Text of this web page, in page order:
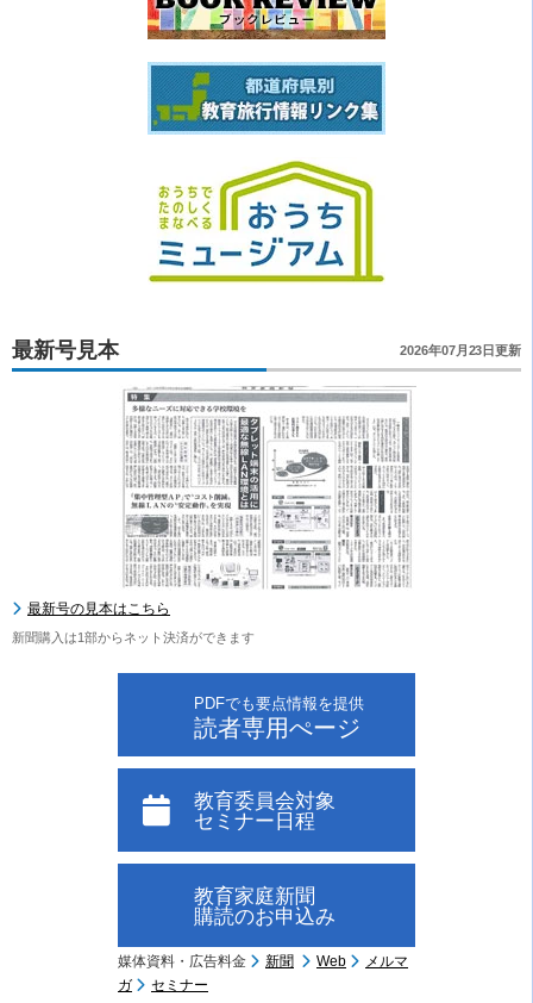
最新号見本 2026年07月23日更新
最新号の見本はこちら
新聞購入は1部からネット決済ができます
PDFでも要点情報を提供
読者専用ぺージ
教育委員会対象
セミナー日程
教育家庭新聞
購読のお申込み
媒体資料・広告料金 新聞 Web
メルマ
ガ
セミナー